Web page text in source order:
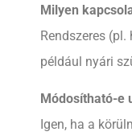
Milyen
Rendszeres
például nyári
Módosítható-e
Igen, ha a